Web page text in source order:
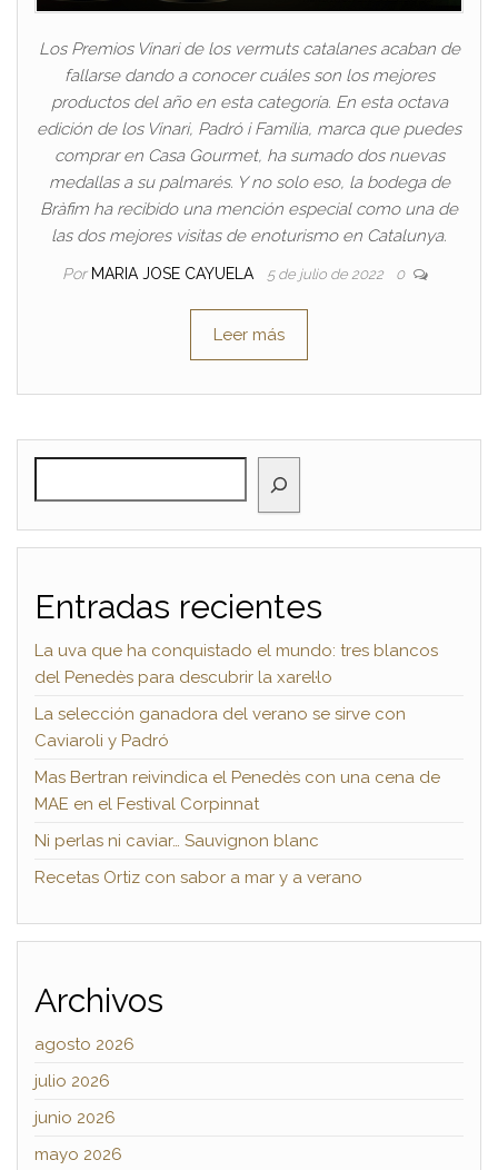
Los Premios Vinari de los vermuts catalanes acaban de
fallarse dando a conocer cuáles son los mejores
productos del año en esta categoría. En esta octava
edición de los Vinari, Padró i Família, marca que puedes
comprar en Casa Gourmet, ha sumado dos nuevas
medallas a su palmarés. Y no solo eso, la bodega de
Bràfim ha recibido una mención especial como una de
las dos mejores visitas de enoturismo en Catalunya.
Por MARIA JOSE CAYUELA 5 de julio de 2022 0
Leer más
Entradas recientes
La uva que ha conquistado el mundo: tres blancos
del Penedès para descubrir la xarel·lo
La selección ganadora del verano se sirve con
Caviaroli y Padró
Mas Bertran reivindica el Penedès con una cena de
MAE en el Festival Corpinnat
Ni perlas ni caviar… Sauvignon blanc
Recetas Ortiz con sabor a mar y a verano
Archivos
agosto 2026
julio 2026
junio 2026
mayo 2026